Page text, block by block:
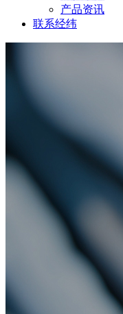
产品资讯
联系经纬